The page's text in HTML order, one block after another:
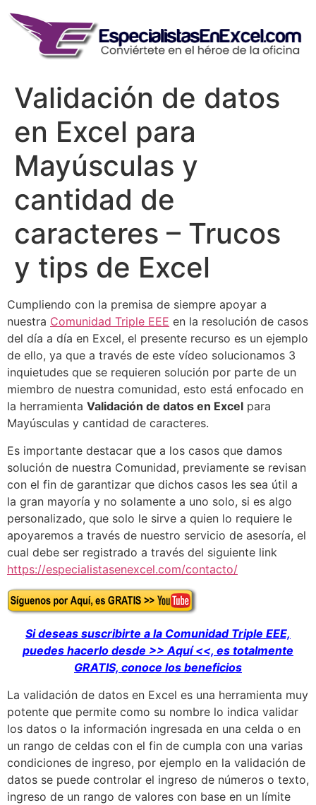
content
Validación de datos
en Excel para
Mayúsculas y
cantidad de
caracteres – Trucos
y tips de Excel
Cumpliendo con la premisa de siempre apoyar a
nuestra Comunidad Triple EEE en la resolución de casos
del día a día en Excel, el presente recurso es un ejemplo
de ello, ya que a través de este vídeo solucionamos 3
inquietudes que se requieren solución por parte de un
miembro de nuestra comunidad, esto está enfocado en
la herramienta Validación de datos en Excel para
Mayúsculas y cantidad de caracteres.
Es importante destacar que a los casos que damos
solución de nuestra Comunidad, previamente se revisan
con el fin de garantizar que dichos casos les sea útil a
la gran mayoría y no solamente a uno solo, si es algo
personalizado, que solo le sirve a quien lo requiere le
apoyaremos a través de nuestro servicio de asesoría, el
cual debe ser registrado a través del siguiente link
https://especialistasenexcel.com/contacto/
Si deseas suscribirte a la Comunidad Triple EEE,
puedes hacerlo desde >> Aquí <<, es totalmente
GRATIS, conoce los beneficios
La validación de datos en Excel es una herramienta muy
potente que permite como su nombre lo indica validar
los datos o la información ingresada en una celda o en
un rango de celdas con el fin de cumpla con una varias
condiciones de ingreso, por ejemplo en la validación de
datos se puede controlar el ingreso de números o texto,
ingreso de un rango de valores con base en un límite